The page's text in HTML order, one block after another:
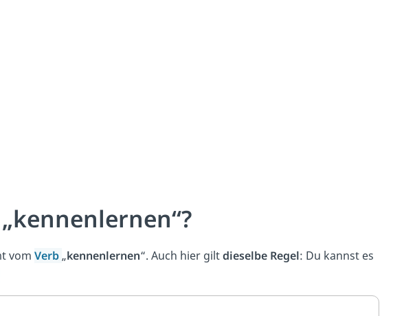
vom Verb„kennenlernen“. Auch hier giltdieselbe Regel: Du kannst es